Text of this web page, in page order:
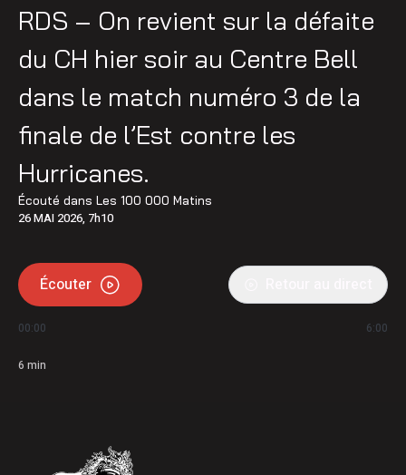
RDS – On revient sur la défaite
du CH hier soir au Centre Bell
dans le match numéro 3 de la
finale de l’Est contre les
Hurricanes.
Écouté dans Les 100 000 Matins
26 MAI 2026, 7h10
Écouter
00:00 6:00
6 min